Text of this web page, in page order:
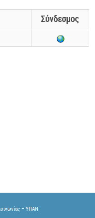
Σύνδεσμος
– ΥΠΑΝ